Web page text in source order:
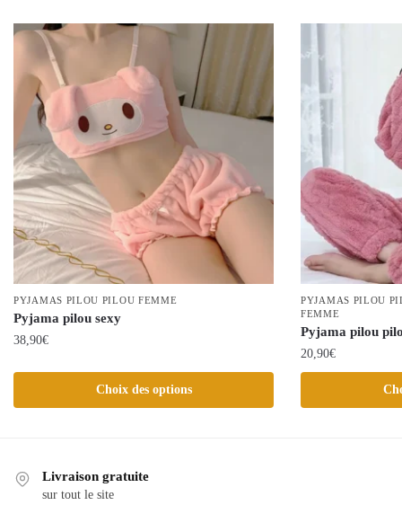
PYJAMAS PILOU PILOU FEMME
Pyjama pilou sexy
38,90€
Choix des options
Ce
Les
options
PYJAMAS PILOU
FEMME
Pyjama pilou
20,90€
produit
Livraison gratuite
sur tout le site